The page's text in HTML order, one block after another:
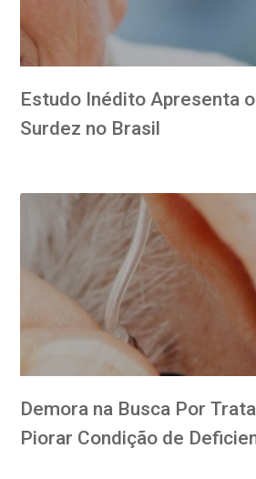
Estudo Inédito Apresenta
Surdez no Brasil
Demora na Busca Por
Piorar Condição de